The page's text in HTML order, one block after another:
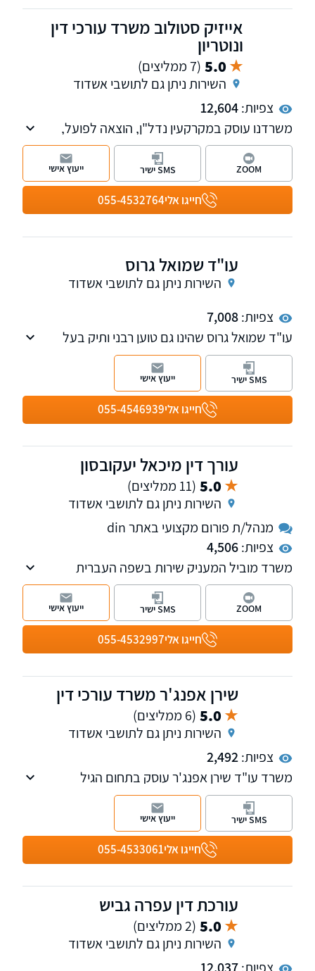
אייזיק סטולוב משרד עורכי דין
ונוטריון
5.0 (7 ממליצים)
השירות ניתן גם לתושבי אשדוד
צפיות:12,604
משרדנו עוסק במקרקעין נדל"ן, הוצאה לפועל,
חדלות פירעון-פשיטת רגל, דיני חוזים, ירושות,
צוואות, יפוי כח מתמשך, הסכמי ממון - ייצוג משפטי.
למשרד שלוחות ברמת גן וביבנה
חייגו אלי055-4532764
ZOOM SMS ישיר ייעוץ אישי
עו"ד שמואל גרוס
השירות ניתן גם לתושבי אשדוד
צפיות:7,008
עו"ד שמואל גרוס שהינו גם טוען רבני ותיק בעל
בתור עו"ד.
למשרד שלוחה בכ"ס ובאשדוד, המשרד מעניק
שירותים בתחום מעמד אישי – כל הקשור לגירושין,
ירושות צוואות יפו"כ מתמשך וגישור משפחה. וכן
חייגו אלי055-4546939
SMS ישיר ייעוץ אישי
עורך דין מיכאל יעקובסון
5.0 (11 ממליצים)
השירות ניתן גם לתושבי אשדוד
מנהל/ת פורום מקצועי באתר din
צפיות:4,506
משרד מוביל המעניק שירות בשפה העברית
והרוסית, בתחום המשכנתאות, מקרקעין, מעמד
אישי ומשפט אזרחי.
חייגו אלי055-4532997
ZOOM SMS ישיר ייעוץ אישי
שירן אפנג'ר משרד עורכי דין
5.0 (6 ממליצים)
השירות ניתן גם לתושבי אשדוד
צפיות:2,492
משרד עו"ד שירן אפנג'ר עוסק בתחום הגיל
השלישי, בתחום הנדל"ן והמקרקעין, צוואות
וירושות, ליטיגציה והסכמים משפחתיים כגון ייפוי כח
מתמשך, מסמך הבעת רצון, גירושין ועוד.
חייגו אלי055-4533061
SMS ישיר ייעוץ אישי
עורכת דין עפרה גביש
5.0 (2 ממליצים)
השירות ניתן גם לתושבי אשדוד
צפיות:12,037